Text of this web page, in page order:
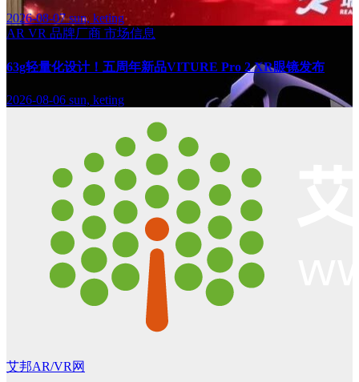
2026-08-07sun, keting
AR VR 品牌厂商 市场信息
63g轻量化设计！五周年新品VITURE Pro 2 XR眼镜发布
2026-08-06 sun, keting
艾邦AR/VR网